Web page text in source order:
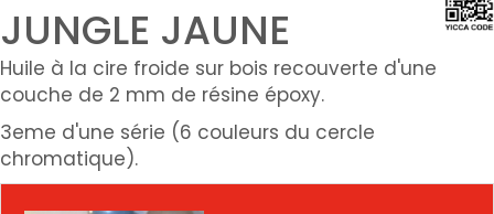
JUNGLE JAUNE
Huile à la cire froide sur bois recouverte d'une
couche de 2 mm de résine époxy.
3eme d'une série (6 couleurs du cercle
chromatique).